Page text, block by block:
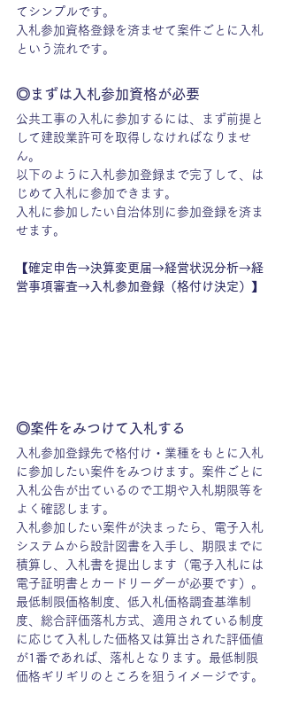
てシンプルです。
入札参加資格登録を済ませて案件ごとに入札
という流れです。
◎まずは入札参加資格が必要
公共工事の入札に参加するには、まず前提と
して建設業許可を取得しなければなりませ
ん。
以下のように入札参加登録まで完了して、は
じめて入札に参加できます。
入札に参加したい自治体別に参加登録を済ま
せます。
【確定申告→決算変更届→経営状況分析→経
営事項審査→入札参加登録（格付け決定）】
◎案件をみつけて入札する
入札参加登録先で格付け・業種をもとに入札
に参加したい案件をみつけます。案件ごとに
入札公告が出ているので工期や入札期限等を
よく確認します。
入札参加したい案件が決まったら、電子入札
システムから設計図書を入手し、期限までに
積算し、入札書を提出します（電子入札には
電子証明書とカードリーダーが必要です）。
最低制限価格制度、低入札価格調査基準制
度、総合評価落札方式、適用されている制度
に応じて入札した価格又は算出された評価値
が1番であれば、落札となります。最低制限
価格ギリギリのところを狙うイメージです。